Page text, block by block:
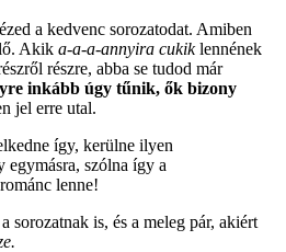
a kedvenc sorozatodat. Amiben
Akik a-a-a-annyira cukiklennének
részre, abba se tudod már
inkább úgy tűnik, ők bizony
jel erre utal.
így, kerülne ilyen
egymásra, szólna így a
lenne!
sorozatnak is, és a meleg pár, akiért